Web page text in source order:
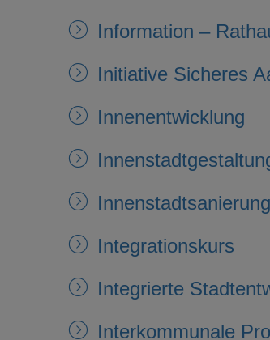
Information –
Initiative Sicheres
Innenentwicklung
Integrationskurs
Integrierte
Interkommunale